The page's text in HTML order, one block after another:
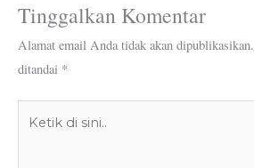
Tinggalkan Komentar
Alamat email Anda tidak akan dipublikasikan.
ditandai *